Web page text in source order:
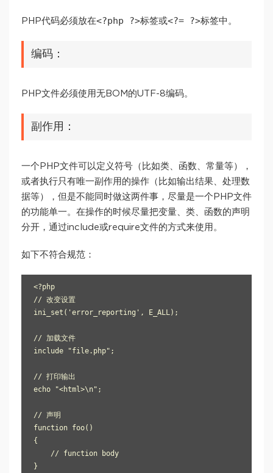
PHP代码必须放在<?php ?>标签或<?= ?>标签中。
编码：
PHP文件必须使用无BOM的UTF-8编码。
副作用：
一个PHP文件可以定义符号（比如类、函数、常量等），
或者执行只有唯一副作用的操作（比如输出结果、处理数
据等），但是不能同时做这两件事，尽量是一个PHP文件
的功能单一。在操作的时候尽量把变量、类、函数的声明
分开，通过include或require文件的方式来使用。
如下不符合规范：
<?php
// 改变设置
ini_set('error_reporting', E_ALL);
// 加载文件
include "file.php";
// 打印输出
echo "<html>\n";
// 声明
function foo()
{
    // function body